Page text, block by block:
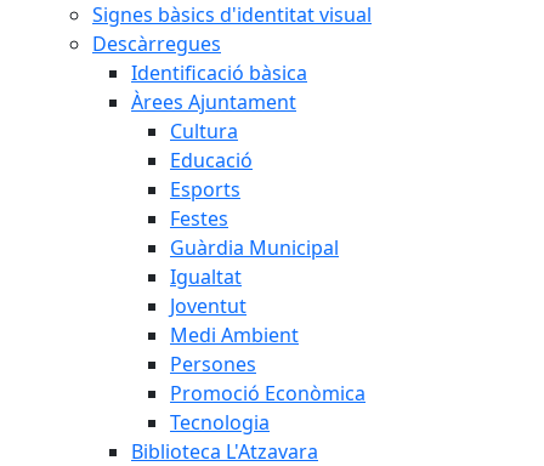
Signes bàsics d'identitat visual
Descàrregues
Identificació bàsica
Àrees Ajuntament
Cultura
Educació
Esports
Festes
Guàrdia Municipal
Igualtat
Joventut
Medi Ambient
Persones
Promoció Econòmica
Tecnologia
Biblioteca L'Atzavara